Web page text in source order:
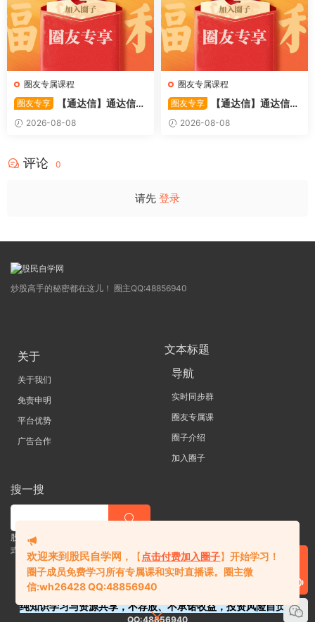
圈友专属课程
圈友专享
【通达信】通达信
〖极致主力〗主副图/选股 放
量不算突破，站上压力才算！
2026-08-08
圈友专属课程
圈友专享
【通达信】通达信
〖超强MACD〗副图指标 斐波
那契+三重共振，捕捉买卖
2026-08-08
评论 0
请先 登录
炒股高手的秘密都在这儿！ 圈主QQ:48856940
关于
关于我们
免责申明
平台优势
广告合作
文本标题
导航
实时同步群
圈友专属课
圈子介绍
加入圈子
搜一搜
股票 |直播| 外汇| 期货 |金融理财一站
式学习平台
纯知识学习与资源共享，不荐股、不承诺收益，投资风险自负。
QQ:48856940
欢迎来到股民自学网 ， 【 点击付费加入圈子】开始学习！
圈子成员免费学习所有专属课和实时直播课。 圈主微
信:wh26428 QQ:48856940